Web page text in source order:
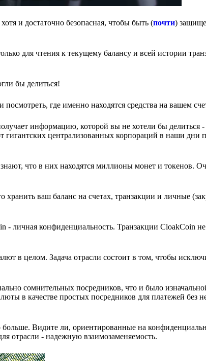
и достаточно безопасная, чтобы быть (почти)
для чтения к текущему балансу и всей истории
бы делиться!
где именно находятся средства на вашем
информацию, которой вы не хотели бы делиться
централизованных корпораций в наши дни
что в них находятся миллионы монет и токенов.
ваш баланс на счетах, транзакции и личные
личная конфиденциальность. Транзакции CloakCoin
в целом. Задача отрасли состоит в том, чтобы
сомнительных посредников, что и было
в качестве простых посредников для платежей без
Видите ли, ориентированные на
отрасли - надежную взаимозаменяемость.